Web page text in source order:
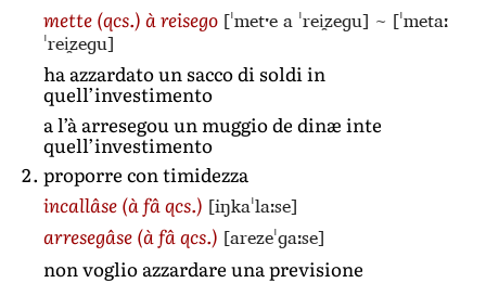
mette (qcs.) à reisego [ˈmetˑe a ˈrei̯zeɡu] ~ [ˈmetaː
ˈrei̯zeɡu]
ha azzardato un sacco di soldi in
quell’investimento
a l’à arresegou un muggio de dinæ inte
quell’investimento
proporre con timidezza
incallâse (à fâ qcs.) [iŋkaˈlaːse]
arresegâse (à fâ qcs.) [arezeˈɡaːse]
non voglio azzardare una previsione